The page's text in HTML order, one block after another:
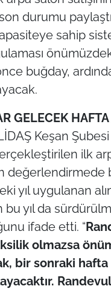
durumu
sahip
buğday,
GELECEK
Keşan
ilk
değerlendirmede
yıl uygulanan
bu yıl da
ifade etti. “
olmazsa
bir sonraki